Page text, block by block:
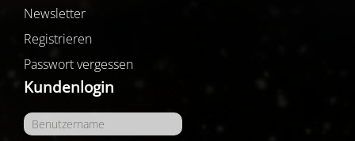
Newsletter
Registrieren
Passwort vergessen
Kundenlogin